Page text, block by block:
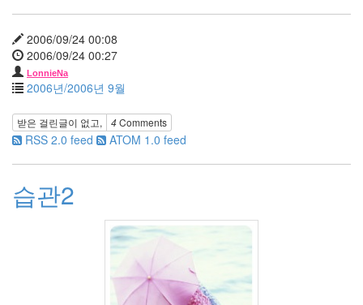
2006/09/24 00:08
2006/09/24 00:27
LonnieNa
2006년/2006년 9월
받은 걸린글이 없고, 4Comments
RSS 2.0 feed ATOM 1.0 feed
습관2
11
2007
년
8
3
2007
9
월
5